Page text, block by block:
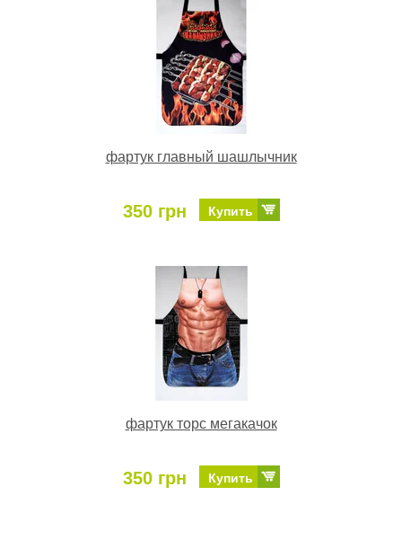
фартук главный шашлычник
350 грн Купить
фартук торс мегакачок
350 грн Купить